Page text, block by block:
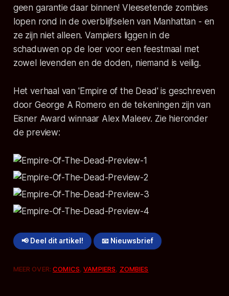
geen garantie daar binnen! Vleesetende zombies
lopen rond in de overblijfselen van Manhattan - en
ze zijn niet alleen. Vampiers liggen in de
schaduwen op de loer voor een feestmaal met
zowel levenden en de doden, niemand is veilig.
Het verhaal van 'Empire of the Dead' is geschreven
door George A Romero en de tekeningen zijn van
Eisner Award winnaar Alex Maleev. Zie hieronder
de preview:
📢 Deel dit artikel! 📧 Nieuwsbrief
MEER OVER:COMICS,VAMPIERS, ZOMBIES